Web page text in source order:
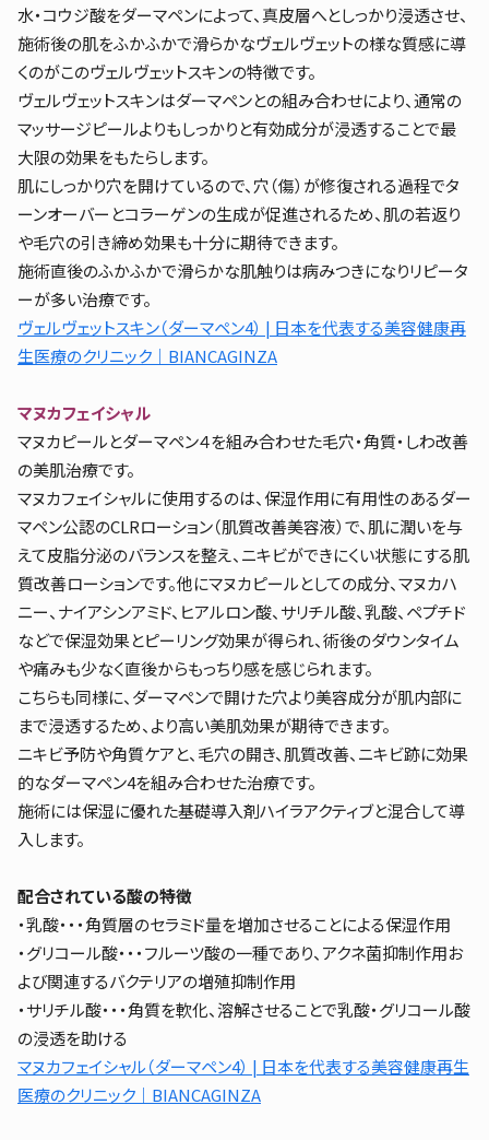
水・コウジ酸をダーマペンによって、真皮層へとしっかり浸透させ、
施術後の肌をふかふかで滑らかなヴェルヴェットの様な質感に導
くのがこのヴェルヴェットスキンの特徴です。
ヴェルヴェットスキンはダーマペンとの組み合わせにより、通常の
マッサージピールよりもしっかりと有効成分が浸透することで最
大限の効果をもたらします。
肌にしっかり穴を開けているので、穴（傷）が修復される過程でタ
ーンオーバーとコラーゲンの生成が促進されるため、肌の若返り
や毛穴の引き締め効果も十分に期待できます。
施術直後のふかふかで滑らかな肌触りは病みつきになりリピータ
ーが多い治療です。
ヴェルヴェットスキン（ダーマペン4） | 日本を代表する美容健康再
生医療のクリニック｜BIANCAGINZA
マヌカフェイシャル
マヌカピールとダーマペン４を組み合わせた毛穴・角質・しわ改善
の美肌治療です。
マヌカフェイシャルに使用するのは、保湿作用に有用性のあるダー
マペン公認のCLRローション（肌質改善美容液）で、肌に潤いを与
えて皮脂分泌のバランスを整え、ニキビができにくい状態にする肌
質改善ローションです。他にマヌカピールとしての成分、マヌカハ
ニー、ナイアシンアミド、ヒアルロン酸、サリチル酸、乳酸、ペプチド
などで保湿効果とピーリング効果が得られ、術後のダウンタイム
や痛みも少なく直後からもっちり感を感じられます。
こちらも同様に、ダーマペンで開けた穴より美容成分が肌内部に
まで浸透するため、より高い美肌効果が期待できます。
ニキビ予防や角質ケアと、毛穴の開き、肌質改善、ニキビ跡に効果
的なダーマペン4を組み合わせた治療です。
施術には保湿に優れた基礎導入剤ハイラアクティブと混合して導
入します。
配合されている酸の特徴
・乳酸・・・角質層のセラミド量を増加させることによる保湿作用
・グリコール酸・・・フルーツ酸の一種であり、アクネ菌抑制作用お
よび関連するバクテリアの増殖抑制作用
・サリチル酸・・・角質を軟化、溶解させることで乳酸・グリコール酸
の浸透を助ける
マヌカフェイシャル（ダーマペン4） | 日本を代表する美容健康再生
医療のクリニック｜BIANCAGINZA